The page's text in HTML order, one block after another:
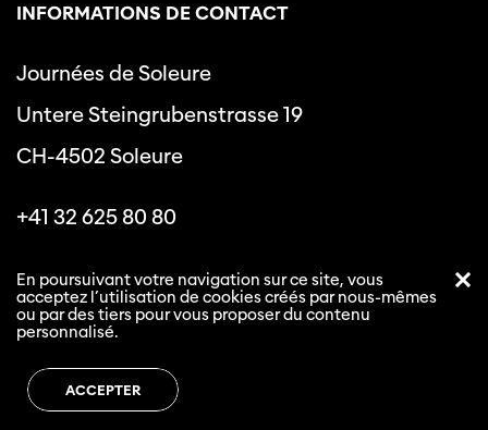
INFORMATIONS DE CONTACT
Journées de Soleure
Untere Steingrubenstrasse 19
CH-4502 Soleure
+41 32 625 80 80
Les journées de Soleure © 2026. Tous droits réservés.
En poursuivant votre navigation sur ce site, vous
acceptez l’utilisation de cookies créés par nous-mêmes
ou par des tiers pour vous proposer du contenu
personnalisé.
ACCEPTER